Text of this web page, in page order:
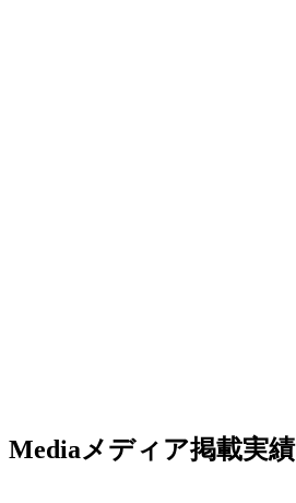
Mediaメディア掲載実績